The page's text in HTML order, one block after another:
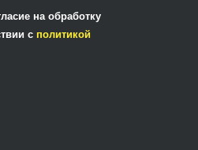
на обработку
с политикой